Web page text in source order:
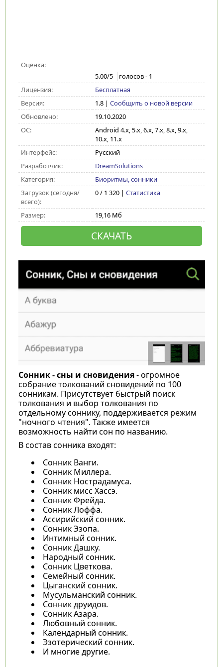
Оценка:
5.00/5 голосов - 1
Лицензия:
Бесплатная
Версия:
1.8| Сообщить о новой версии
Обновлено:
19.10.2020
ОС:
Android 4.x, 5.x, 6.x, 7.x, 8.x, 9.x,
10.x, 11.x
Интерфейс:
Русский
Разработчик:
DreamSolutions
Категория:
Биоритмы, сонники
Загрузок (сегодня/
всего):
0 / 1 320 | Статистика
Размер: 19,16 Мб
СКАЧАТЬ
Сонник - сны и сновидения- огромное
собрание толкований сновидений по 100
сонникам. Присутствует быстрый поиск
толкования и выбор толкования по
отдельному соннику, поддерживается режим
"ночного чтения". Также имеется
возможность найти сон по названию.
В состав сонника входят:
Сонник Ванги.
Сонник Миллера.
Сонник Нострадамуса.
Сонник мисс Хассэ.
Сонник Фрейда.
Сонник Лоффа.
Ассирийский сонник.
Сонник Эзопа.
Интимный сонник.
Сонник Дашку.
Народный сонник.
Сонник Цветкова.
Семейный сонник.
Цыганский сонник.
Мусульманский сонник.
Сонник друидов.
Сонник Азара.
Любовный сонник.
Календарный сонник.
Эзотерический сонник.
И многие другие.